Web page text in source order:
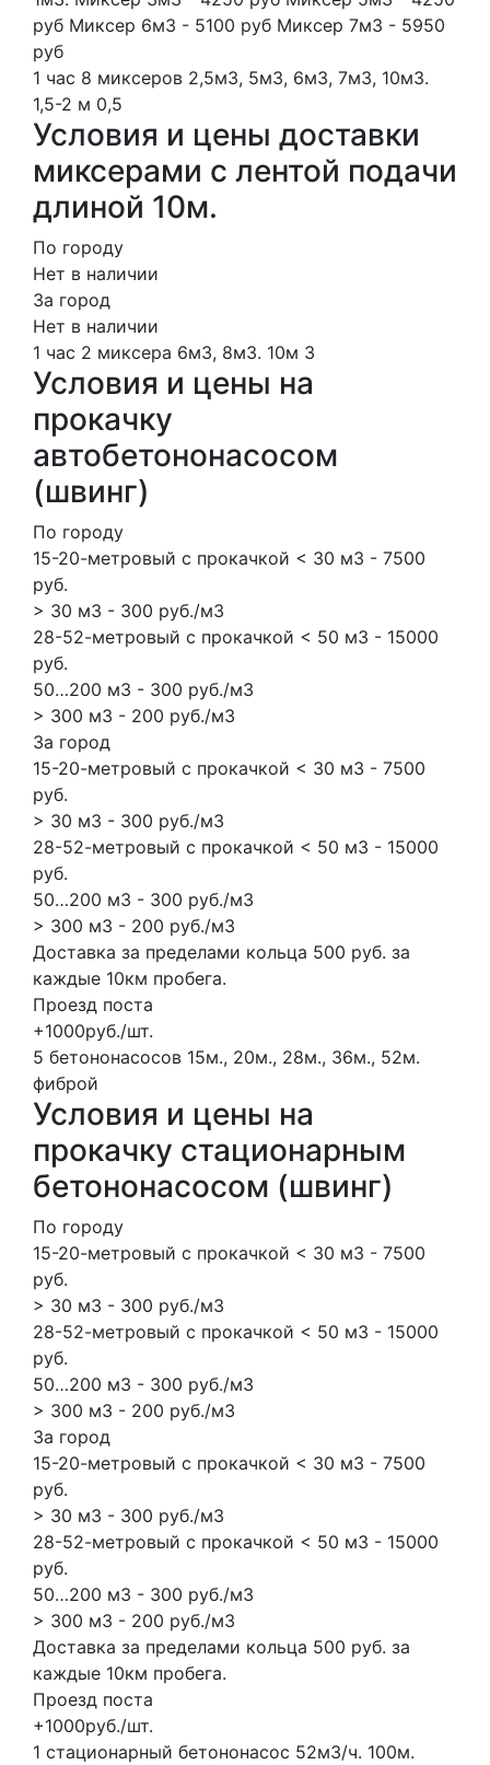
руб Миксер 6м3 - 5100 руб Миксер 7м3 - 5950
руб
1 час 8 миксеров 2,5м3, 5м3, 6м3, 7м3, 10м3.
1,5-2 м 0,5
Условия и цены доставки
миксерами с лентой подачи
длиной 10м.
По городу
Нет в наличии
За город
Нет в наличии
1 час 2 миксера 6м3, 8м3. 10м 3
Условия и цены на
прокачку
автобетононасосом
(швинг)
По городу
15-20-метровый с прокачкой < 30 м3 - 7500
руб.
> 30 м3 - 300 руб./м3
28-52-метровый с прокачкой < 50 м3 - 15000
руб.
50…200 м3 - 300 руб./м3
> 300 м3 - 200 руб./м3
За город
15-20-метровый с прокачкой < 30 м3 - 7500
руб.
> 30 м3 - 300 руб./м3
28-52-метровый с прокачкой < 50 м3 - 15000
руб.
50…200 м3 - 300 руб./м3
> 300 м3 - 200 руб./м3
Доставка за пределами кольца 500 руб. за
каждые 10км пробега.
Проезд поста
+1000руб./шт.
5 бетононасосов 15м., 20м., 28м., 36м., 52м.
фиброй
Условия и цены на
прокачку стационарным
бетононасосом (швинг)
По городу
15-20-метровый с прокачкой < 30 м3 - 7500
руб.
> 30 м3 - 300 руб./м3
28-52-метровый с прокачкой < 50 м3 - 15000
руб.
50…200 м3 - 300 руб./м3
> 300 м3 - 200 руб./м3
За город
15-20-метровый с прокачкой < 30 м3 - 7500
руб.
> 30 м3 - 300 руб./м3
28-52-метровый с прокачкой < 50 м3 - 15000
руб.
50…200 м3 - 300 руб./м3
> 300 м3 - 200 руб./м3
Доставка за пределами кольца 500 руб. за
каждые 10км пробега.
Проезд поста
+1000руб./шт.
1 стационарный бетононасос 52м3/ч. 100м.